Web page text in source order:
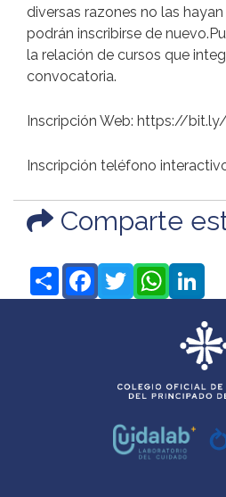
diversas razones no las
podrán inscribirse de nuevo.
la relación de cursos que
convocatoria.
Inscripción Web: https://
Inscripción teléfono
Comparte
ShareFacebook
TwitterWhatsApp